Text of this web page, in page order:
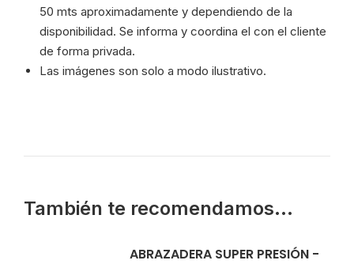
50 mts aproximadamente y dependiendo de la
disponibilidad. Se informa y coordina el con el cliente
de forma privada.
Las imágenes son solo a modo ilustrativo.
También te recomendamos…
ABRAZADERA SUPER PRESIÓN -